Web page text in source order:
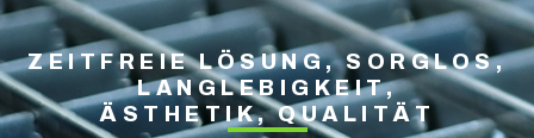
ZEITFREIE LÖSUNG, SORGLOS,
LANGLEBIGKEIT,
ÄSTHETIK, QUALITÄT